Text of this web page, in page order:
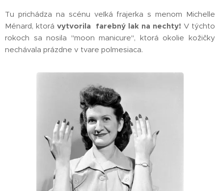
Tu prichádza na scénu veľká frajerka s menom Michelle
Ménard, ktorá vytvorila farebný lak na nechty! V týchto
rokoch sa nosila "moon manicure", ktorá okolie kožičky
nechávala prázdne v tvare polmesiaca.